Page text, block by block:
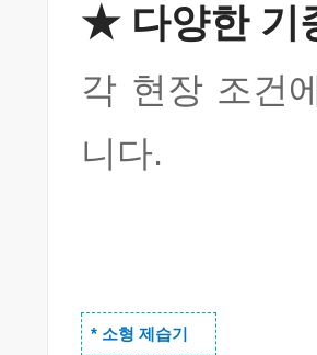
★ 다양한 기
각 현장 조건
니다.
* 소형 제습기